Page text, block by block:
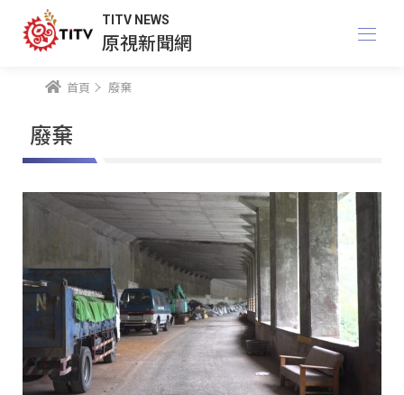
TITV NEWS
原視新聞網
首頁 廢棄
廢棄